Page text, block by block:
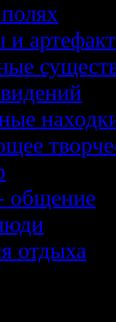
и
общение
отдыха